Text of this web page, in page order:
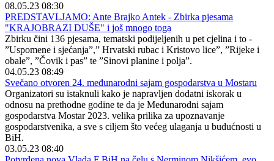
08.05.23 08:30
PREDSTAVLJAMO: Ante Brajko Antek - Zbirka pjesama
"KRAJOBRAZI DUŠE" i još mnogo toga
Zbirku čini 136 pjesama, tematski podijeljenih u pet cjelina i to -
”Uspomene i sjećanja”,” Hrvatski rubac i Kristovo lice”, ”Rijeke i
obale”, ”Čovik i pas” te ”Sinovi planine i polja”.
04.05.23 08:49
Svečano otvoren 24. međunarodni sajam gospodarstva u Mostaru
Organizatori su istaknuli kako je napravljen dodatni iskorak u
odnosu na prethodne godine te da je Međunarodni sajam
gospodarstva Mostar 2023. velika prilika za upoznavanje
gospodarstvenika, a sve s ciljem što većeg ulaganja u budućnosti u
BiH.
03.05.23 08:40